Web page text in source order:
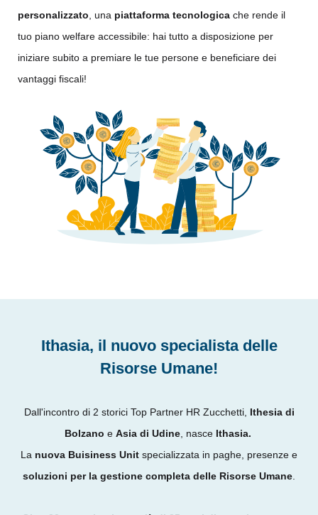
personalizzato , una piattaforma tecnologica che rende il
tuo piano welfare accessibile: hai tutto a disposizione per
iniziare subito a premiare le tue persone e beneficiare dei
vantaggi fiscali!
Ithasia, il nuovo specialista delle
Risorse Umane!
Dall'incontro di 2 storici Top Partner HR Zucchetti, Ithesia di
Bolzano e Asia di Udine, nasceIthasia.
La nuova Buisiness Unit specializzata in paghe, presenze e
soluzioni per la gestione completa delle Risorse Umane.